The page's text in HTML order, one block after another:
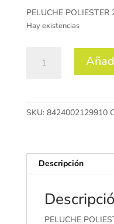
PELUCHE
Hay existencias
POLIESTER
3
SKU: 8424002129910
Descripción
PELUCHE